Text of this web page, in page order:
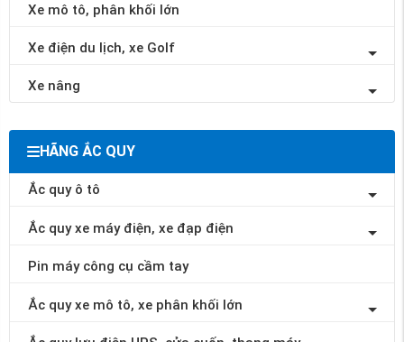
Xe mô tô, phân khối lớn
Xe điện du lịch, xe Golf
Xe nâng
HÃNG ẮC QUY
Ắc quy ô tô
Ắc quy xe máy điện, xe đạp điện
Pin máy công cụ cầm tay
Ắc quy xe mô tô, xe phân khối lớn